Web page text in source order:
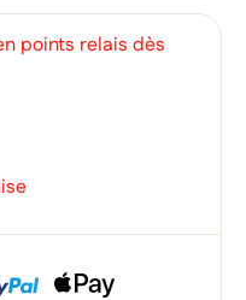
points relais dès